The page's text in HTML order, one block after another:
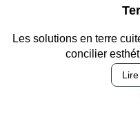
terre cuite poursuivent
esthétique,